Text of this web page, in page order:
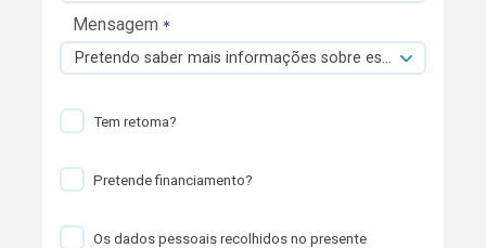
Mensagem
Pretendo saber mais informações sobre esta viatura.
Tem retoma?
Pretende financiamento?
Os dados pessoais recolhidos no presente